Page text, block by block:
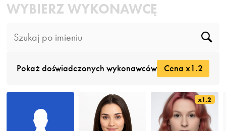
WYBIERZ WYKONAWCĘ
Pokaż doświadczonych wykonawców Cena x1.2
x1.2